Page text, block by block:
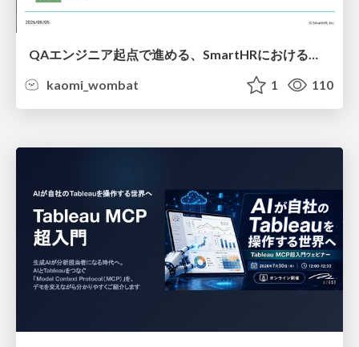
QAエンジニア起点で進める、SmartHRにおける信頼性向上について
kaomi_wombat
1 110